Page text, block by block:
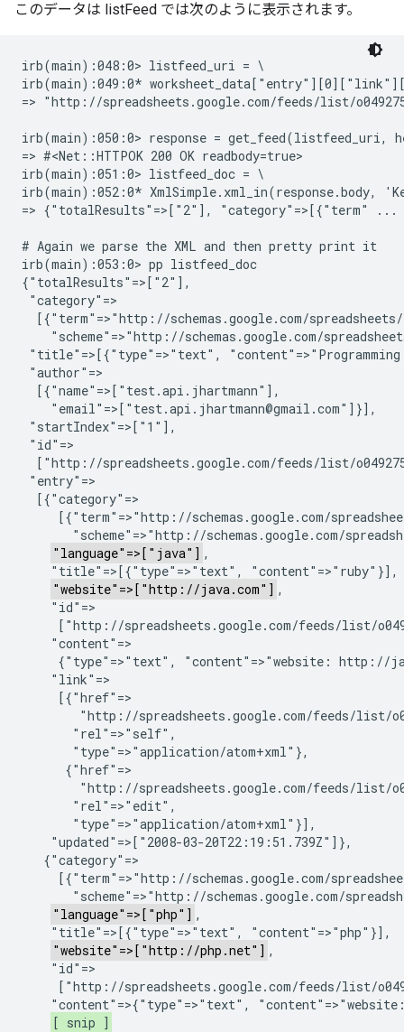
このデータは listFeed では次のように表示されます。
irb(main):048:0> listfeed_uri = \
irb(main):049:0*
=> "http://spreadsheets.google.com/feeds/list/
irb(main):050:0> response = get_feed(listfeed_uri,
=> #<Net::HTTPOK 200 OK readbody=true>
irb(main):051:0> listfeed_doc = \
irb(main):052:0* XmlSimple.xml_in(response.body,
=> {"totalResults"=>["2"], "category"=>[{"term" ...
# Again we parse the XML and then pretty print it
irb(main):053:0> pp listfeed_doc
{"totalResults"=>["2"],
"category"=>
[{"term"=>"http://schemas.google.com/
"scheme"=>"http://schemas.google.com/
"title"=>[{"type"=>"text",
"author"=>
  [{"name"=>["test.api.jhartmann"],
    "email"=>["test.api.jhartmann@gmail.com"]}],
"startIndex"=>["1"],
"id"=>
["http://spreadsheets.google.com/feeds/list/
"entry"=>
  [{"category"=>
[{"term"=>"http://schemas.google.com/
"scheme"=>"http://schemas.google.com/
"language"=>["java"] ,
    "title"=>[{"type"=>"text", "content"=>"ruby"}],
"website"=>["http://java.com"] ,
    "id"=>
["http://spreadsheets.google.com/feeds/list/
    "content"=>
{"type"=>"text", "content"=>"website: http://
    "link"=>
     [{"href"=>
"http://spreadsheets.google.com/feeds/list/
       "rel"=>"self",
       "type"=>"application/atom+xml"},
      {"href"=>
"http://spreadsheets.google.com/feeds/list/
       "rel"=>"edit",
       "type"=>"application/atom+xml"}],
    "updated"=>["2008-03-20T22:19:51.739Z"]},
   {"category"=>
[{"term"=>"http://schemas.google.com/
"scheme"=>"http://schemas.google.com/
"language"=>["php"] ,
    "title"=>[{"type"=>"text", "content"=>"php"}],
"website"=>["http://php.net"] ,
    "id"=>
["http://spreadsheets.google.com/feeds/list/
"content"=>{"type"=>"text",
[ snip ]